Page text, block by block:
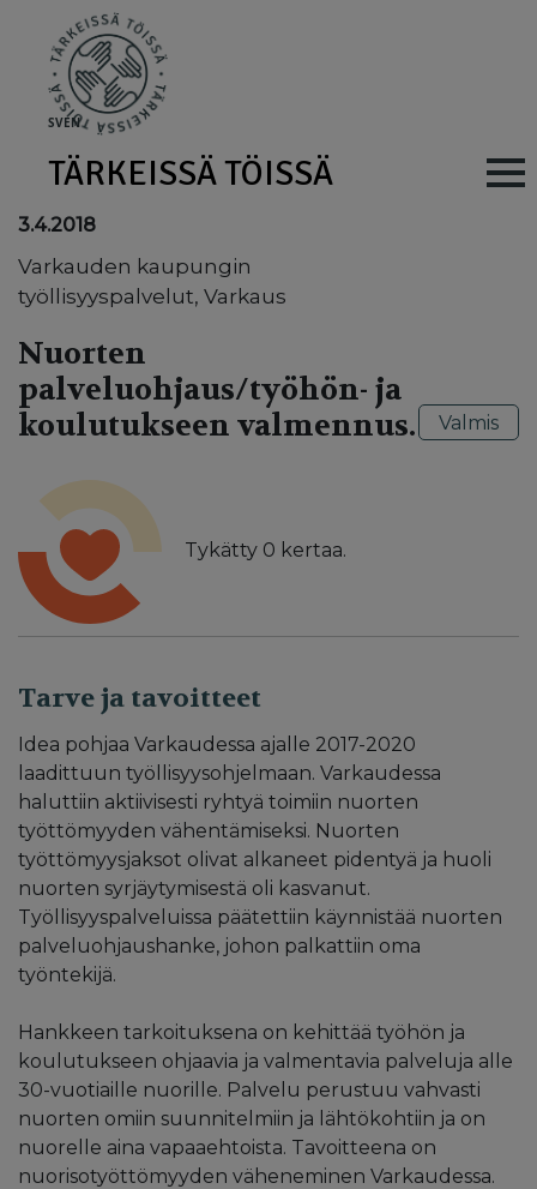
SVEN
TÄRKEISSÄ TÖISSÄ Main
3.4.2018
Varkauden kaupungin
työllisyyspalvelut, Varkaus
Nuorten
palveluohjaus/työhön- ja
koulutukseen valmennus.
Tykätty 0 kertaa.
Valmis
Tarve ja tavoitteet
Idea pohjaa Varkaudessa ajalle 2017-2020
laadittuun työllisyysohjelmaan. Varkaudessa
haluttiin aktiivisesti ryhtyä toimiin nuorten
työttömyyden vähentämiseksi. Nuorten
työttömyysjaksot olivat alkaneet pidentyä ja huoli
nuorten syrjäytymisestä oli kasvanut.
Työllisyyspalveluissa päätettiin käynnistää nuorten
palveluohjaushanke, johon palkattiin oma
työntekijä.
Hankkeen tarkoituksena on kehittää työhön ja
koulutukseen ohjaavia ja valmentavia palveluja alle
30-vuotiaille nuorille. Palvelu perustuu vahvasti
nuorten omiin suunnitelmiin ja lähtökohtiin ja on
nuorelle aina vapaaehtoista. Tavoitteena on
nuorisotyöttömyyden väheneminen Varkaudessa.